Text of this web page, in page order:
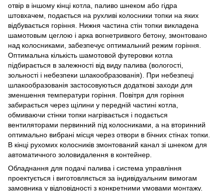
отвір в іншому кінці котла, паливо шнеком або гідра
штовхачем, подається на рухливі колосники топки на яких
відбувається горіння. Нижня частина стін топки викладена
шамотовым цеглою і арка вогнетривкого бетону, змонтовано
над колосниками, забезпечує оптимальний режим горіння.
Оптимальна кількість шамотовой футеровки котла
підбирається в залежності від виду палива (вологості,
зольності і небезпеки шлакообразованія). При небезпеці
шлакообразованія застосовуються додаткові заходи для
зменшення температури горіння. Повітря для горіння
забирається через щілини у передній частині котла,
обмиваючи стінки топки нагрівається і подається
вентиляторами первинний під колосниками, а на вторинний
оптимально вибрані місця через отвори в бічних стінах топки.
В кінці рухомих колосників змонтований канал зі шнеком для
автоматичного золовидалення в контейнер.
Обладнання для подачі палива і система управління
проектується і виготовляється за індивідуальним вимогам
замовника у відповідності з конкретними умовами монтажу.